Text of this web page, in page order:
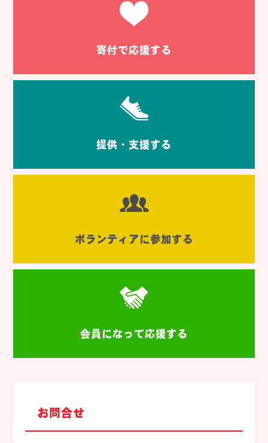
寄付で応援する
提供・支援する
ボランティアに参加する
会員になって応援する
お問合せ